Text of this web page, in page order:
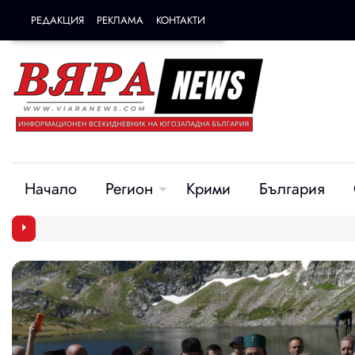
РЕДАКЦИЯ РЕКЛАМА КОНТАКТИ
Начало Регион Крими България